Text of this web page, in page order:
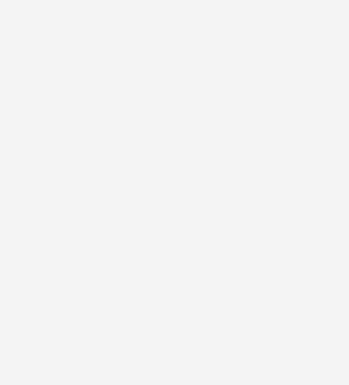
HYBRID Comfort (81 kW |
| Kraftstoffart Benzin)
l/100 km; kombinierter Wert der
Endpreises in Höhe von 32.090
Gesamtkreditbetrag in Höhe von
Jahreszins 5,19%;
48 Raten à 319 Euro; 1
von 10.000 km jährliche
Vermittlung erfolgt
Stuttgart. Das Angebot
Suzuki Partner. Es